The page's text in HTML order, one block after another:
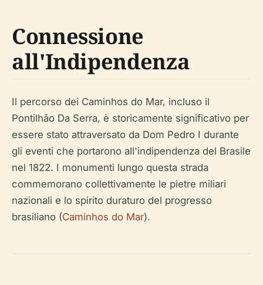
Connessione
all'Indipendenza
Il percorso dei Caminhos do Mar, incluso il
Pontilhão Da Serra, è storicamente significativo per
essere stato attraversato da Dom Pedro I durante
gli eventi che portarono all'indipendenza del Brasile
nel 1822. I monumenti lungo questa strada
commemorano collettivamente le pietre miliari
nazionali e lo spirito duraturo del progresso
brasiliano (Caminhos do Mar).